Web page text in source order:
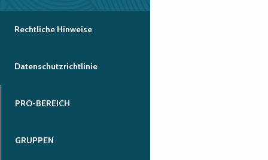
Rechtliche Hinweise
Datenschutzrichtlinie
PRO-BEREICH
GRUPPEN